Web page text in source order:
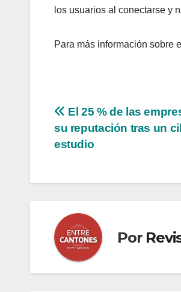
los usuarios al conectarse y
Para más información sobre
Navegación
de
El 25 % de las
su reputación tras un
estudio
Por